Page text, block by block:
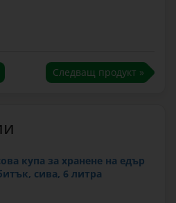
Следващ продукт »
купа за хранене на едър
сива, 6 литра